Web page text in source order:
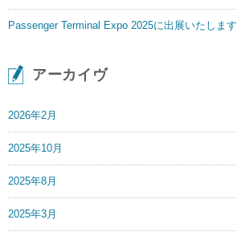
Passenger Terminal Expo 2025に出展いたします
アーカイヴ
2026年2月
2025年10月
2025年8月
2025年3月